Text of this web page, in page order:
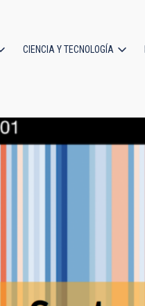
CIENCIA Y TECNOLOGÍA